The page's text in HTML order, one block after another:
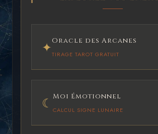
✦Oracle des Arcanes
TIRAGE TAROT GRATUIT
☾ Moi Émotionnel
CALCUL SIGNE LUNAIRE